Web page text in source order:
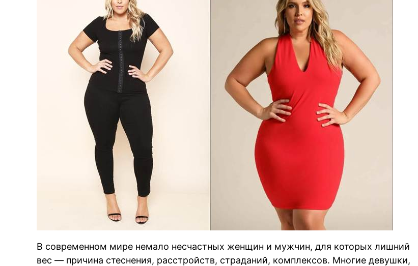
В современном мире немало несчастных женщин и мужчин, для которых лишний
вес — причина стеснения, расстройств, страданий, комплексов. Многие девушки,